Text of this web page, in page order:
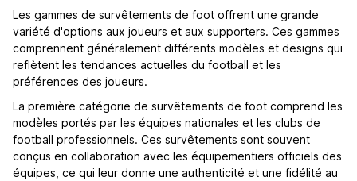
Les gammes de survêtements de foot offrent une grande
variété d'options aux joueurs et aux supporters. Ces gammes
comprennent généralement différents modèles et designs qui
reflètent les tendances actuelles du football et les
préférences des joueurs.
La première catégorie de survêtements de foot comprend les
modèles portés par les équipes nationales et les clubs de
football professionnels. Ces survêtements sont souvent
conçus en collaboration avec les équipementiers officiels des
équipes, ce qui leur donne une authenticité et une fidélité au